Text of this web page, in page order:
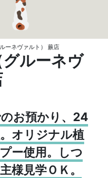
ーネヴァルト） 蕨店
ルーネヴ
お預かり、24
オリジナル植
ー使用。しつ
様見学ＯＫ。